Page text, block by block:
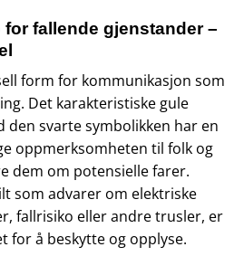
for fallende gjenstander –
form for kommunikasjon som
Det karakteristiske gule
den svarte symbolikken har en
oppmerksomheten til folk og
dem om potensielle farer.
som advarer om elektriske
fallrisiko eller andre trusler, er
for å beskytte og opplyse.